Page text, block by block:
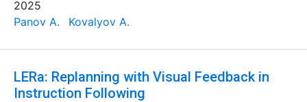
2025
Panov A.
Kovalyov A.
LERa: Replanning with Visual Feedback in
Instruction Following